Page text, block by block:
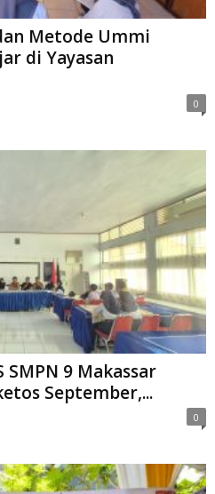
Metode Ummi
di Yayasan
0
SMPN 9 Makassar
September,...
0